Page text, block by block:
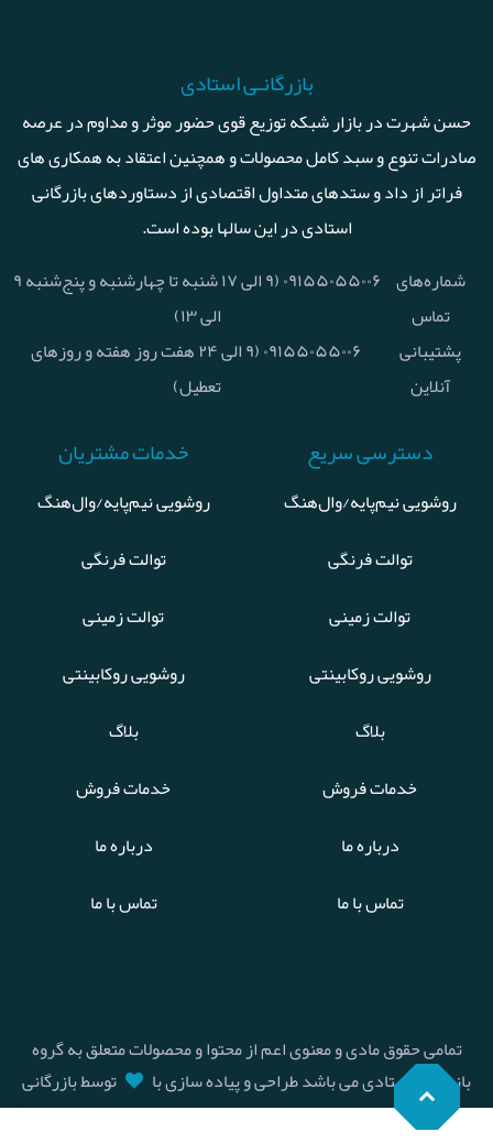
بازرگانـی استادی
حسن شهرت در بازار شبکه توزیع قوی حضور موثر و مداوم در عرصه
صادرات تنوع و سبد کامل محصولات و همچنین اعتقاد به همکاری های
فراتر از داد و ستدهای متداول اقتصادی از دستاوردهای بازرگانی
استادی در این سالها بوده است.
شماره‌های
تماس
۰۹۱۵۵۰۵۵۰۰۶ (۹ الی ۱۷ شنبه تا چهارشنبه و پنج‌شنبه ۹
الی ۱۳)
پشتیبانی
آنلاین
۰۹۱۵۵۰۵۵۰۰۶ (۹ الی ۲۴ هفت روز هفته و روزهای
تعطیل)
دسترسی سریع
روشویی نیم‌پایه/وال‌هنگ
توالت فرنگی
توالت زمینی
روشویی روکابینتی
بلاگ
خدمات فروش
درباره ما
تماس با ما
خدمات مشتریان
روشویی نیم‌پایه/وال‌هنگ
توالت فرنگی
توالت زمینی
روشویی روکابینتی
بلاگ
خدمات فروش
درباره ما
تماس با ما
تمامی حقوق مادی و معنوی اعم از محتوا و محصولات متعلق به گروه
بازرگانی استادی می باشد طراحی و پیاده سازی با
توسط بازرگانی
استادی